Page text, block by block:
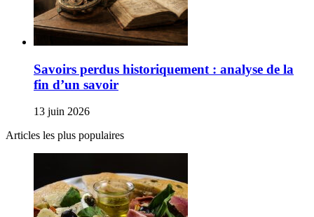
Savoirs perdus historiquement : analyse de la
fin d’un savoir
13 juin 2026
Articles les plus populaires